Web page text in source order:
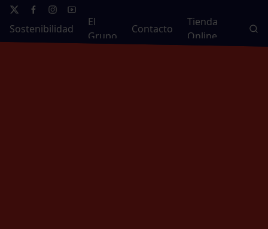
Sostenibilidad
El
Grupo
Contacto
Tienda
Online